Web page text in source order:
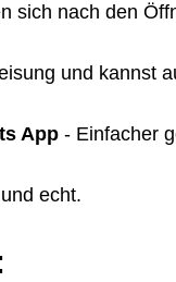
sich nach den
und kannst
App - Einfacher
echt.